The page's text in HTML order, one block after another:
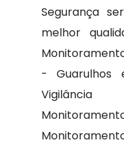
Segurança
melhor
- Guarulhos
Vigilância